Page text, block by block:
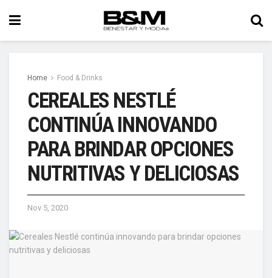
Home Food & Drinks
CEREALES NESTLÉ
CONTINÚA INNOVANDO
PARA BRINDAR OPCIONES
NUTRITIVAS Y DELICIOSAS
Nov 5, 2020